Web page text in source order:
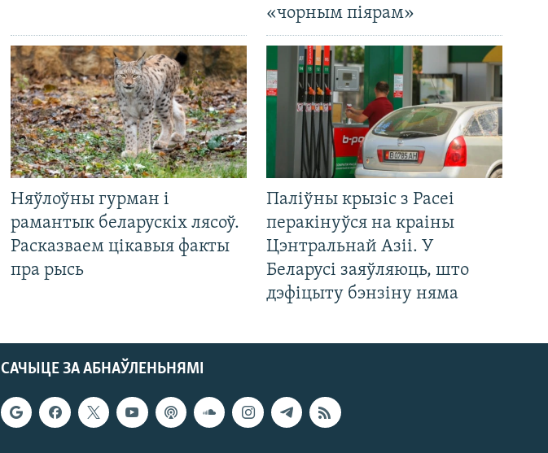
«чорным піярам»
Няўлоўны гурман і
рамантык беларускіх лясоў.
Расказваем цікавыя факты
пра рысь
Паліўны крызіс з Расеі
перакінуўся на краіны
Цэнтральнай Азіі. У
Беларусі заяўляюць, што
дэфіцыту бэнзіну няма
САЧЫЦЕ ЗА АБНАЎЛЕНЬНЯМІ